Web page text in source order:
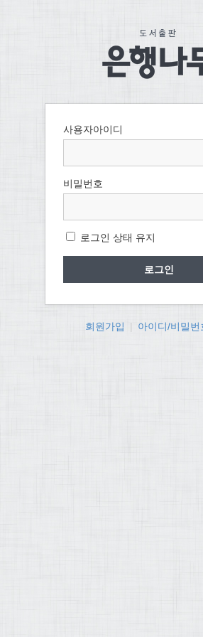
사용자아이디
비밀번호
로그인 상태 유지
회원가입 아이디/비밀번